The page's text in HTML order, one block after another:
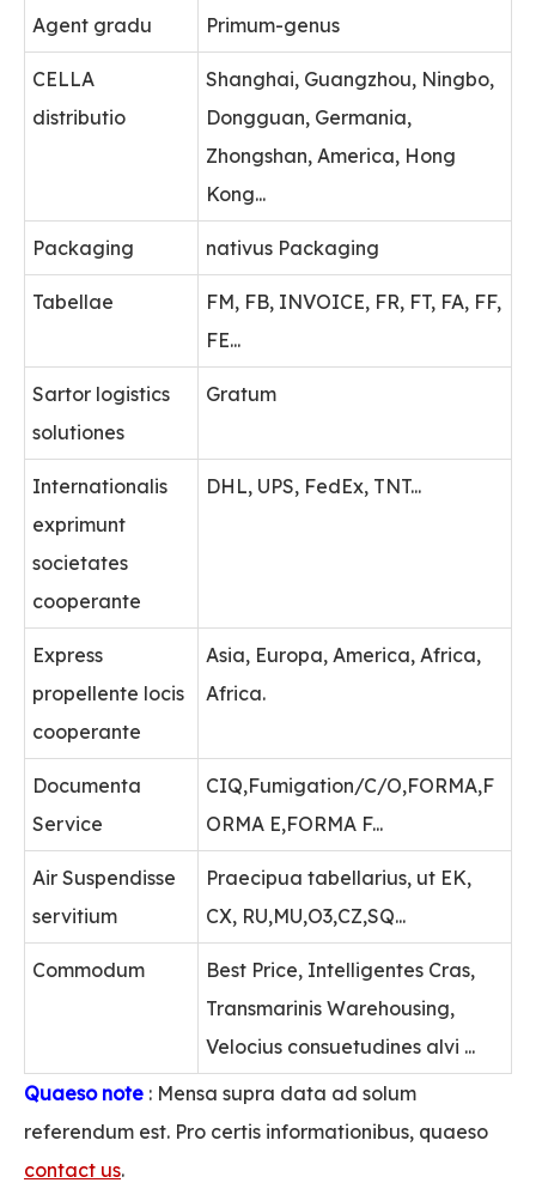
Agent gradu Primum-genus
CELLA
distributio
Shanghai, Guangzhou, Ningbo,
Dongguan, Germania,
Zhongshan, America, Hong
Kong...
Packaging nativus Packaging
Tabellae
FM, FB, INVOICE, FR, FT, FA, FF,
FE...
Sartor logistics
solutiones
Gratum
Internationalis
exprimunt
societates
cooperante
DHL, UPS, FedEx, TNT...
Express
propellente locis
cooperante
Asia, Europa, America, Africa,
Africa.
Documenta
Service
CIQ,Fumigation/C/O,FORMA,F
ORMA E,FORMA F...
Air Suspendisse
servitium
Praecipua tabellarius, ut EK,
CX, RU,MU,O3,CZ,SQ...
Commodum
Best Price, Intelligentes Cras,
Transmarinis Warehousing,
Velocius consuetudines alvi ...
Quaeso note : Mensa supra data ad solum
referendum est. Pro certis informationibus, quaeso
contact us.